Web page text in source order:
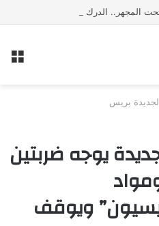
بريس
يوجه ضربتين
ويوقف